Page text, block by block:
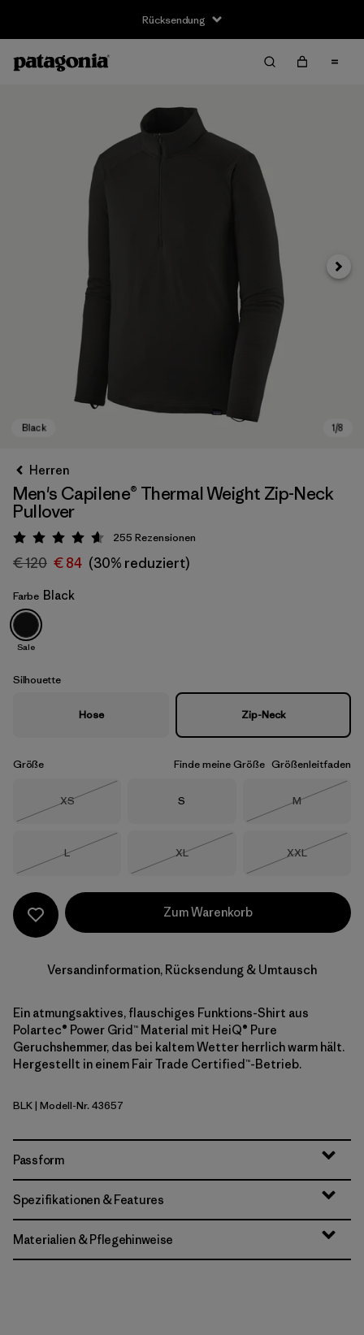
Rücksendung
Black
Herren
Men's Capilene® Thermal Weight Zip-Neck
Pullover
Bewertung: 4.6 / 5
255 Rezensionen
€ 120 € 84 (30% reduziert)
Farbe Black
Sale
Silhouette
Hose Zip-Neck
Größe Finde meine Größe Größenleitfaden
Größe
XS
Größe
S Größe
M
Größe
L
Größe
XL
Größe
XXL
Zum Warenkorb
Versandinformation, Rücksendung & Umtausch
Ein atmungsaktives, flauschiges Funktions-Shirt aus
Polartec® Power Grid™ Material mit HeiQ® Pure
Geruchshemmer, das bei kaltem Wetter herrlich warm hält.
Hergestellt in einem Fair Trade Certified™-Betrieb.
Black
BLK| Modell-Nr. 43657
Passform
Spezifikationen & Features
Materialien & Pflegehinweise